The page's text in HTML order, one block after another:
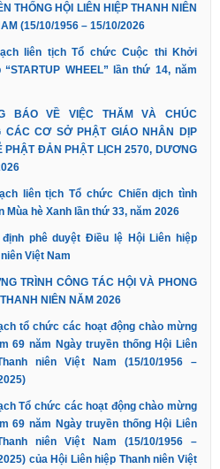
THỐNG HỘI LIÊN HIỆP THANH NIÊN
(15/10/1956 – 15/10/2026
liên tịch Tổ chức Cuộc thi Khởi
“STARTUP WHEEL” lần thứ 14, năm
BÁO VỀ VIỆC THĂM VÀ CHÚC
CÁC CƠ SỞ PHẬT GIÁO NHÂN DỊP
PHẬT ĐẢN PHẬT LỊCH 2570, DƯƠNG
liên tịch Tổ chức Chiến dịch tình
Mùa hè Xanh lần thứ 33, năm 2026
định phê duyệt Điều lệ Hội Liên hiệp
Việt Nam
TRÌNH CÔNG TÁC HỘI VÀ PHONG
NIÊN NĂM 2026
tổ chức các hoạt động chào mừng
69 năm Ngày truyền thống Hội Liên
niên Việt Nam (15/10/1956 –
Tổ chức các hoạt động chào mừng
69 năm Ngày truyền thống Hội Liên
niên Việt Nam (15/10/1956 –
của Hội Liên hiệp Thanh niên Việt